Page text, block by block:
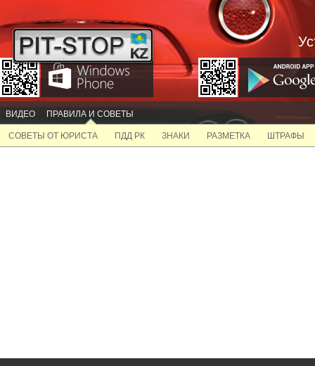
ВИДЕО ПРАВИЛА И СОВЕТЫ
СОВЕТЫ ОТ ЮРИСТА ПДД РК ЗНАКИ РАЗМЕТКА ШТРАФЫ